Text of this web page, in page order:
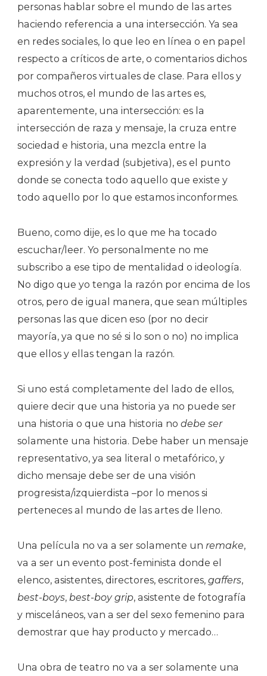
personas hablar sobre el mundo de las artes
haciendo referencia a una intersección. Ya sea
en redes sociales, lo que leo en línea o en papel
respecto a críticos de arte, o comentarios dichos
por compañeros virtuales de clase. Para ellos y
muchos otros, el mundo de las artes es,
aparentemente, una intersección: es la
intersección de raza y mensaje, la cruza entre
sociedad e historia, una mezcla entre la
expresión y la verdad (subjetiva), es el punto
donde se conecta todo aquello que existe y
todo aquello por lo que estamos inconformes.
Bueno, como dije, es lo que me ha tocado
escuchar/leer. Yo personalmente no me
subscribo a ese tipo de mentalidad o ideología.
No digo que yo tenga la razón por encima de los
otros, pero de igual manera, que sean múltiples
personas las que dicen eso (por no decir
mayoría, ya que no sé si lo son o no) no implica
que ellos y ellas tengan la razón.
Si uno está completamente del lado de ellos,
quiere decir que una historia ya no puede ser
una historia o que una historia no debe ser
solamente una historia. Debe haber un mensaje
representativo, ya sea literal o metafórico, y
dicho mensaje debe ser de una visión
progresista/izquierdista –por lo menos si
perteneces al mundo de las artes de lleno.
Una película no va a ser solamente un remake,
va a ser un evento post-feminista donde el
elenco, asistentes, directores, escritores, gaffers,
best-boys, best-boy grip, asistente de fotografía
y misceláneos, van a ser del sexo femenino para
demostrar que hay producto y mercado…
Una obra de teatro no va a ser solamente una